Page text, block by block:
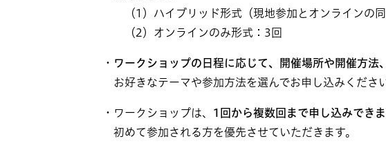
（1）ハイブリッド形式（現地参加とオンラインの同
（2）オンラインのみ形式：3回
・ ワークショップの日程に応じて、開催場所や開催方法
お好きなテーマや参加方法を選んでお申し込みください
・ワークショップは、 1回から複数回まで申し込みでき
初めて参加される方を優先させていただきます。